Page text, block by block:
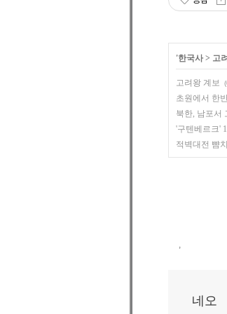
'한국사> 고려
고려왕 계보
초원에서 한
북한, 남포서
'구텐베르크'
적벽대전 뺨
,
네오